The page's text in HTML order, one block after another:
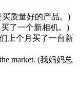
买质量好的产品。)
买了一个新相机。)
们上个月买了一台新
market. (我妈妈总